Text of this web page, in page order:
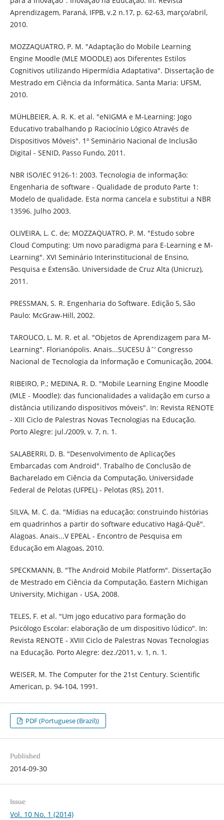
Aprendizagem, Paraná, IFPB, v.2 n.17, p. 62-63, março/abril,
2010.
MOZZAQUATRO, P. M. "Adaptação do Mobile Learning
Engine Moodle (MLE MOODLE) aos Diferentes Estilos
Cognitivos utilizando Hipermídia Adaptativa". Dissertação de
Mestrado em Ciência da Informática. Santa Maria: UFSM,
2010.
MÜHLBEIER, A. R. K. et al. "eNIGMA e M-Learning: Jogo
Educativo trabalhando p Raciocínio Lógico Através de
Dispositivos Móveis". 1º Seminário Nacional de Inclusão
Digital - SENID, Passo Fundo, 2011.
NBR ISO/IEC 9126-1: 2003. Tecnologia de informação:
Engenharia de software - Qualidade de produto Parte 1:
Modelo de qualidade. Esta norma cancela e substitui a NBR
13596. Julho 2003.
OLIVEIRA, L. C. de; MOZZAQUATRO, P. M. "Estudo sobre
Cloud Computing: Um novo paradigma para E-Learning e M-
Learning". XVI Seminário Interinstitucional de Ensino,
Pesquisa e Extensão. Universidade de Cruz Alta (Unicruz),
2011.
PRESSMAN, S. R. Engenharia do Software. Edição 5, São
Paulo: McGraw-Hill, 2002.
TAROUCO, L. M. R. et al. "Objetos de Aprendizagem para M-
Learning". Florianópolis. Anais...SUCESU âˆ’ Congresso
Nacional de Tecnologia da Informação e Comunicação, 2004.
RIBEIRO, P.; MEDINA, R. D. "Mobile Learning Engine Moodle
(MLE - Moodle): das funcionalidades a validação em curso a
distância utilizando dispositivos móveis". In: Revista RENOTE
- XIII Ciclo de Palestras Novas Tecnologias na Educação.
Porto Alegre: jul./2009, v. 7, n. 1.
SALABERRI, D. B. "Desenvolvimento de Aplicações
Embarcadas com Android". Trabalho de Conclusão de
Bacharelado em Ciência da Computação, Universidade
Federal de Pelotas (UFPEL) - Pelotas (RS), 2011.
SILVA, M. C. da. "Mídias na educação: construindo histórias
em quadrinhos a partir do software educativo Hagá-Quê".
Alagoas. Anais...V EPEAL - Encontro de Pesquisa em
Educação em Alagoas, 2010.
SPECKMANN, B. "The Android Mobile Platform". Dissertação
de Mestrado em Ciência da Computação, Eastern Michigan
University, Michigan - USA, 2008.
TELES, F. et al. "Um jogo educativo para formação do
Psicólogo Escolar: elaboração de um dispositivo lúdico". In:
Revista RENOTE - XVIII Ciclo de Palestras Novas Tecnologias
na Educação. Porto Alegre: dez./2011, v. 1, n. 1.
WEISER, M. The Computer for the 21st Century. Scientific
American, p. 94-104, 1991.
PDF (Portuguese (Brazil))
Published
2014-09-30
Issue
Vol. 10 No. 1 (2014)